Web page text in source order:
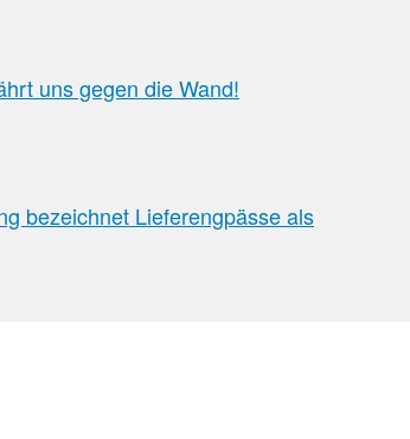
uns gegen die Wand!
bezeichnet Lieferengpässe als